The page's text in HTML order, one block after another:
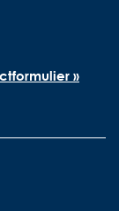
»